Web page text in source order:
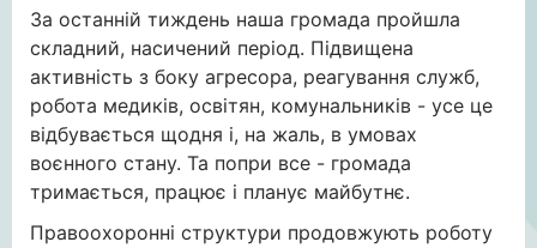
За останній тиждень наша громада пройшла
складний, насичений період. Підвищена
активність з боку агресора, реагування служб,
робота медиків, освітян, комунальників - усе це
відбувається щодня і, на жаль, в умовах
воєнного стану. Та попри все - громада
тримається, працює і планує майбутнє.
Правоохоронні структури продовжують роботу